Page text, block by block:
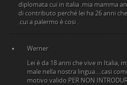
diplomata cui in italia .mia mamma
di contributo perché lei ha 26 anni
.cui a palermo è cosi .
Werner
Lei è da 18 anni che vive in Italia,
male nella nostra lingua….casi
motivo valido PER NON